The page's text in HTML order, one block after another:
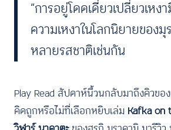
“การอยู่โดดเดี่ยวเปลี่ยวเหง
ความเหงาในโลกนิยายของ
หลายรสชาติเช่นกัน
Play Read สัปดาห์นี้วนกลับมาถึงคิวขอ
คิดถูกหรือไม่ที่เลือกหยิบเล่ม Kafka on